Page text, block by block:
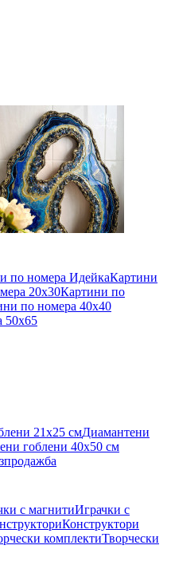
Картини
Картини по
по номера 40x40
50x65
Диамантени
Играчки с
Конструктори
Творчески